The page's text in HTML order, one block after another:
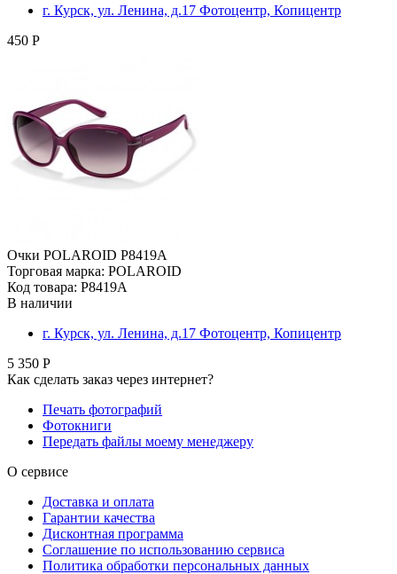
г. Курск, ул. Ленина, д.17 Фотоцентр, Копицентр
450 Р
Очки POLAROID P8419A
Торговая марка: POLAROID
Код товара: P8419A
В наличии
г. Курск, ул. Ленина, д.17 Фотоцентр, Копицентр
5 350 Р
Как сделать заказ через интернет?
Печать фотографий
Фотокниги
Передать файлы моему менеджеру
О сервисе
Доставка и оплата
Гарантии качества
Дисконтная программа
Соглашение по использованию сервиса
Политика обработки персональных данных